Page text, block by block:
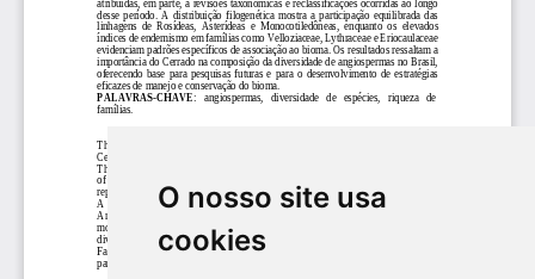
O nosso site usa
cookies
O nosso site usa
cookies